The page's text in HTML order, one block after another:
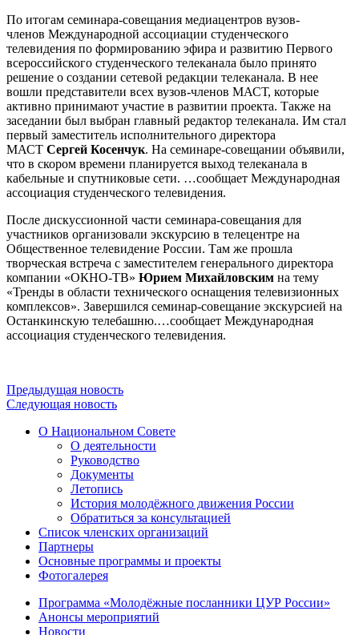
По итогам семинара-совещания медиацентров вузов-
членов Международной ассоциации студенческого
телевидения по формированию эфира и развитию Первого
всероссийского студенческого телеканала было принято
решение о создании сетевой редакции телеканала. В нее
вошли представители всех вузов-членов МАСТ, которые
активно принимают участие в развитии проекта. Также на
заседании был выбран главный редактор телеканала. Им стал
первый заместитель исполнительного директора
МАСТ Сергей Косенчук. На семинаре-совещании объявили,
что в скором времени планируется выход телеканала в
кабельные и спутниковые сети. …сообщает Международная
ассоциация студенческого телевидения.
После дискуссионной части семинара-совещания для
участников организовали экскурсию в телецентре на
Общественное телевидение России. Там же прошла
творческая встреча с заместителем генерального директора
компании «ОКНО-ТВ» Юрием Михайловским на тему
«Тренды в области технического оснащения телевизионных
комплексов». Завершился семинар-совещание экскурсией на
Останкинскую телебашню.…сообщает Международная
ассоциация студенческого телевидения.
Предыдущая новость
Следующая новость
О Национальном Совете
О деятельности
Руководство
Документы
Летопись
История молодёжного движения России
Обратиться за консультацией
Список членских организаций
Партнеры
Основные программы и проекты
Фотогалерея
Программа «Молодёжные посланники ЦУР России»
Анонсы мероприятий
Новости